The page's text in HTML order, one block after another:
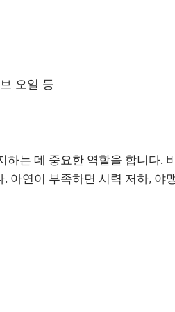
오일 등
하는 데 중요한 역할을 합니다.
아연이 부족하면 시력 저하, 야